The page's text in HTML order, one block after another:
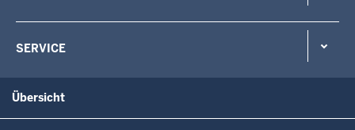
SERVICE
Übersicht